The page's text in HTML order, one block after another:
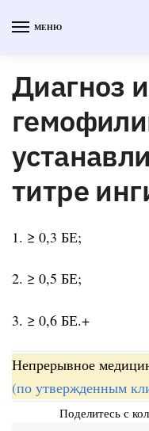
МЕНЮ
Диагноз
титре
1. ≥ 0,3 БЕ;
2. ≥ 0,5 БЕ;
3. ≥ 0,6 БЕ.+
Непрерывное
(по утвержденным
Поделитесь с